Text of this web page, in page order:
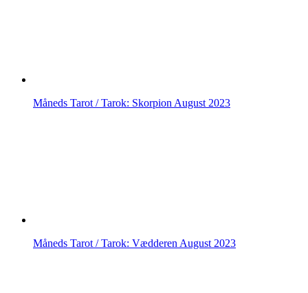
Måneds Tarot / Tarok: Skorpion August 2023
Måneds Tarot / Tarok: Vædderen August 2023